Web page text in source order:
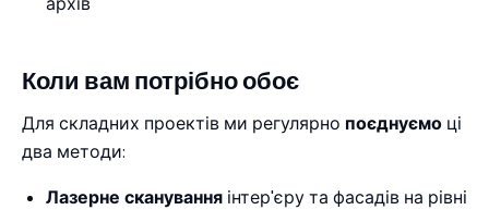
Коли вам потрібно обоє
Для складних проектів ми регулярно поєднуємо ці
два методи:
Лазерне сканування інтер'єру та фасадів на рівні